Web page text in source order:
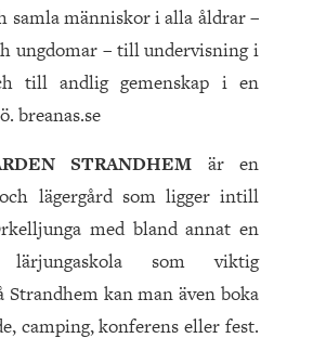
samla människor i alla åldrar –
ungdomar – till undervisning i
till andlig gemenskap i en
breanas.se
STRANDHEM är en
lägergård som ligger intill
med bland annat en
som viktig
Strandhem kan man även boka
camping, konferens eller fest.